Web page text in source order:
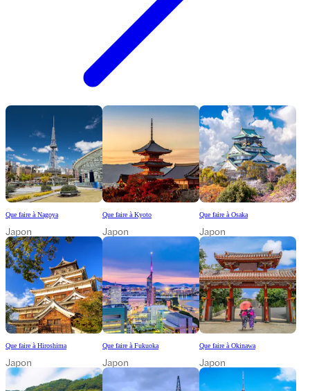
Que faire à Nagoya
Japon
Que faire à Kyoto
Japon
Que faire à Osaka
Japon
Que faire à Hiroshima
Japon
Que faire à Fukuoka
Japon
Que faire à Okinawa
Japon